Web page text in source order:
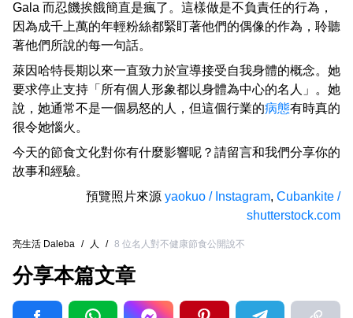
Gala 而忍饑挨餓簡直是瘋了。這樣做是不負責任的行為，
因為成千上萬的年輕粉絲都緊盯著他們的偶像的作為，聆聽
著他們所說的每一句話。
萊因哈特長期以來一直致力於宣導接受自我身體的概念。她
要求停止支持「所有個人形象都以身體為中心的名人」。她
說，她通常不是一個易怒的人，但這個行業的病態有時真的
很令她惱火。
今天的節食文化對你有什麼影響呢？請留言和我們分享你的
故事和經驗。
預覽照片來源 yaokuo / Instagram, Cubankite /
shutterstock.com
亮生活 Daleba / 人 / 8 位名人對不健康節食公開說不
分享本篇文章